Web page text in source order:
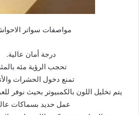
مواصفات سواتر
درجة أمان عالية.
تحجب الرؤية مئه
تمنع دخول الحشرات
يتم تخليل اللون بالكمبيوتر بحيث نوفر
عمل حديد بسماكات